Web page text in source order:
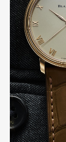
Pen